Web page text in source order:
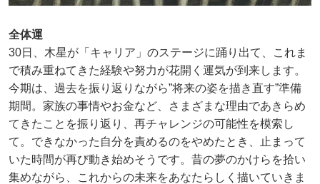
全体運
30日、木星が「キャリア」のステージに踊り出て、これま
で積み重ねてきた経験や努力が花開く運気が到来します。
今期は、過去を振り返りながら”将来の姿を描き直す”準備
期間。家族の事情やお金など、さまざまな理由であきらめ
てきたことを振り返り、再チャレンジの可能性を模索し
て。できなかった自分を責めるのをやめたとき、止まって
いた時間が再び動き始めそうです。昔の夢のかけらを拾い
集めながら、これからの未来をあなたらしく描いていきま